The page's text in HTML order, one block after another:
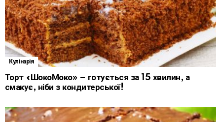
Кулінарія
Торт «ШокоМоко» – готується за 15 хвилин, а
смакує, ніби з кондитерської!